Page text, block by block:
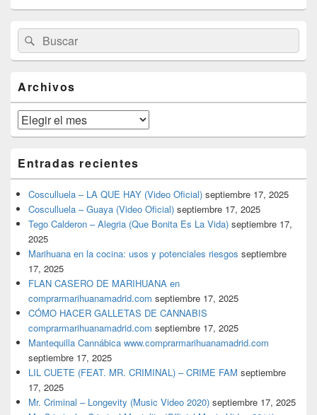
área
de
widget
lateral
primaria
Buscar
por:
Buscar
Archivos
Archivos
Entradas recientes
Cosculluela – LA QUE HAY (Video Oficial) septiembre 17, 2025
Cosculluela – Guaya (Video Oficial) septiembre 17, 2025
Tego Calderon – Alegria (Que Bonita Es La Vida) septiembre 17,
2025
Marihuana en la cocina: usos y potenciales riesgos septiembre
17, 2025
FLAN CASERO DE MARIHUANA en
comprarmarihuanamadrid.com septiembre 17, 2025
CÓMO HACER GALLETAS DE CANNABIS
comprarmarihuanamadrid.com septiembre 17, 2025
Mantequilla Cannábica www.comprarmarihuanamadrid.com
septiembre 17, 2025
LIL CUETE (FEAT. MR. CRIMINAL) – CRIME FAM septiembre
17, 2025
Mr. Criminal – Longevity (Music Video 2020) septiembre 17, 2025